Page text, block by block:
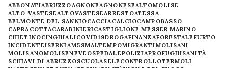
ABBONATIABRUZZOAGNONEAGNONESEALTOMOLISE
ALTO VASTESEALTOVASTESEARRESTOATESSA
BELMONTE DEL SANNIOCACCIA CALCIOCAMPOBASSO
CAPRACOTTACARABINIERICASTIGLIONE MESSER MARINO
CHIETINOCINGHIALICOVID19DROGAFINANZAFORESTALE FURTO
INCIDENTEISERNIAM5SMALTEMPOMIGRANTIMOLISANI
MOLISANOMOLISENEVE OSPEDALEPOLIZIAPROFUGHISANITÀ
SCHIAVI DI ABRUZZOSCUOLASELECONTROLLOTERMOLI